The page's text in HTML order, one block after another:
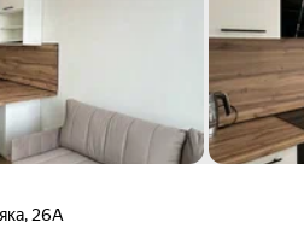
, 26А